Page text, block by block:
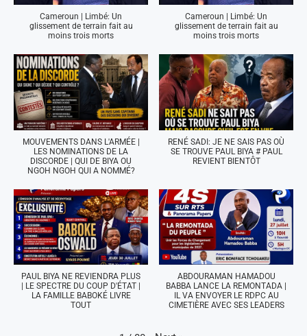
Cameroun | Limbé: Un
glissement de terrain fait au
moins trois morts
Cameroun | Limbé: Un
glissement de terrain fait au
moins trois morts
MOUVEMENTS DANS L'ARMÉE |
LES NOMINATIONS DE LA
DISCORDE | QUI DE BIYA OU
NGOH NGOH QUI A NOMMÉ?
RENÉ SADI: JE NE SAIS PAS OÙ
SE TROUVE PAUL BIYA # PAUL
REVIENT BIENTÔT
PAUL BIYA NE REVIENDRA PLUS
| LE SPECTRE DU COUP D'ÉTAT |
LA FAMILLE BABOKÉ LIVRE
TOUT
ABDOURAMAN HAMADOU
BABBA LANCE LA REMONTADA |
IL VA ENVOYER LE RDPC AU
CIMETIÈRE AVEC SES LEADERS